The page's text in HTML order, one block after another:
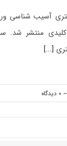
کلیدی منتشر
[...]
-- ۰ دیدگاه
on
دانلود
۱۴۰۰